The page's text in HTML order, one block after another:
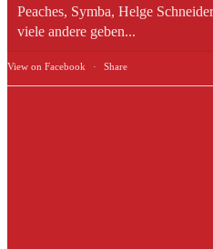
Peaches, Symba, Helge
viele andere geben...
View on Facebook · Share